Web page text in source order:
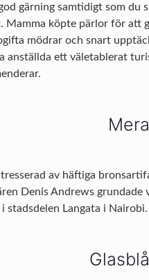
gärning samtidigt som du
Mamma köpte pärlor för att
mödrar och snart
anställda ett väletablerat
av häftiga
Denis Andrews
stadsdelen Langata i Nairobi.